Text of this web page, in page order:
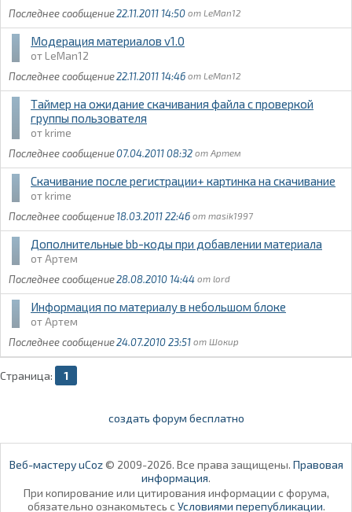
22.11.2011 14:50
LeMan12
Модерация материалов v1.0
LeMan12
22.11.2011 14:46
LeMan12
Таймер на ожидание скачивания файла с проверкой
группы пользователя
krime
07.04.2011 08:32
Артем
Скачивание после регистрации+ картинка на скачивание
krime
18.03.2011 22:46
masik1997
Дополнительные bb-коды при добавлении материала
Артем
28.08.2010 14:44
lord
Информация по материалу в небольшом блоке
Артем
24.07.2010 23:51
Шокир
Страница: 1
создать форум бесплатно
Веб-мастеру uCoz© 2009-2026. Все права защищены. Правовая
информация.
При копирование или цитирования информации с форума,
обязательно ознакомьтесь с Условиями перепубликации.